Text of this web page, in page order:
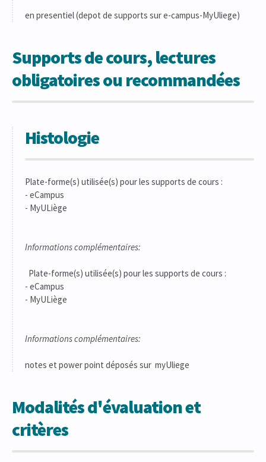
en presentiel (depot de supports sur e-campus-MyUliege)
Supports de cours, lectures
obligatoires ou recommandées
Histologie
Plate-forme(s) utilisée(s) pour les supports de cours :
- eCampus
- MyULiège
Informations complémentaires:
Plate-forme(s) utilisée(s) pour les supports de cours :
- eCampus
- MyULiège
Informations complémentaires:
notes et power point déposés sur myUliege
Modalités d'évaluation et
critères